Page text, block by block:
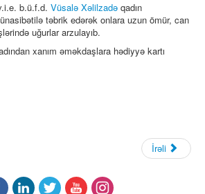
b.ü.f.d. Vüsalə Xəlilzadə qadın
təbrik edərək onlara uzun ömür, can
uğurlar arzulayıb.
xanım əməkdaşlara hədiyyə kartı
İrəli